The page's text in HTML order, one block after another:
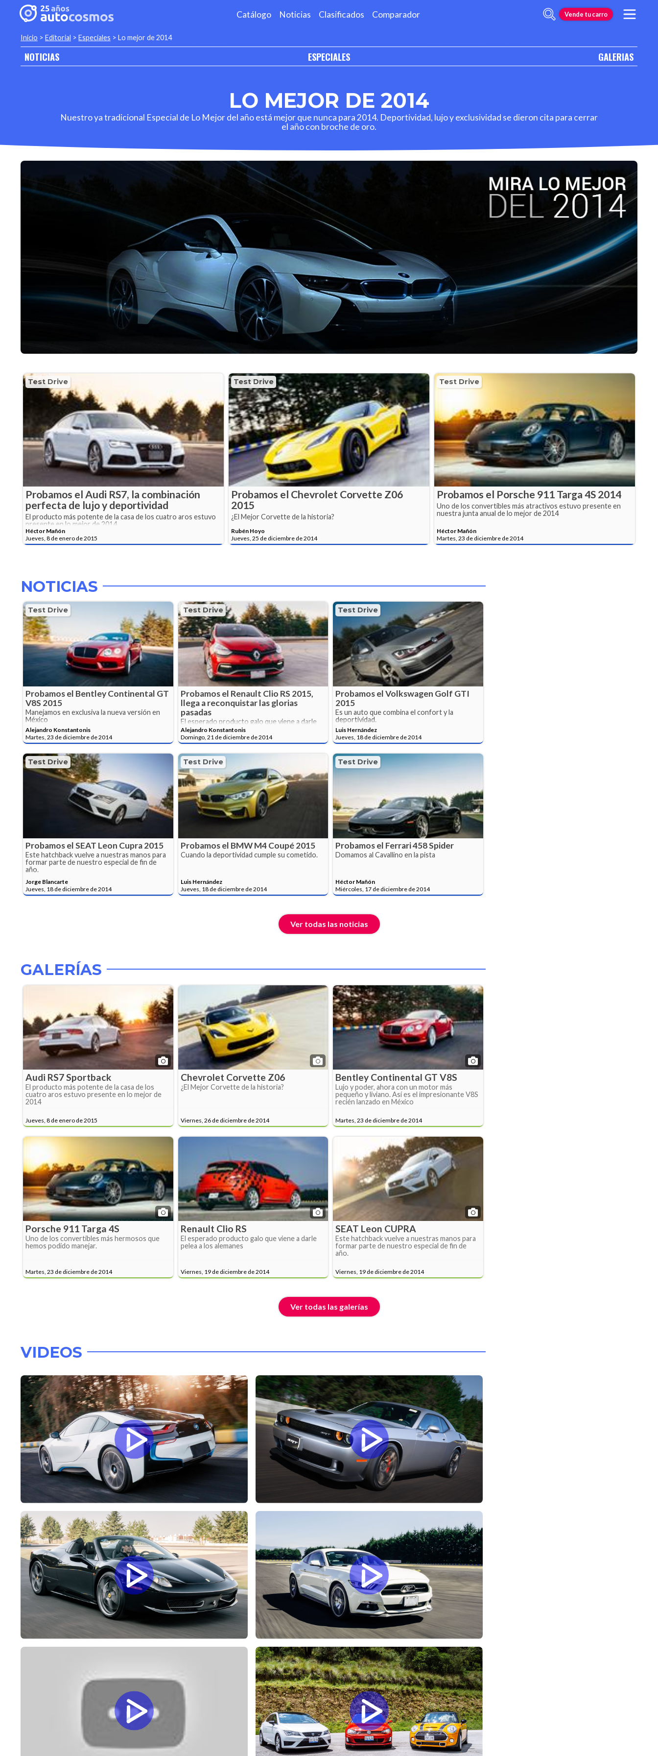
Catálogo Noticias Clasificados Comparador Vende tu carro
Inicio > Editorial > Especiales > Lo mejor de 2014
NOTICIAS ESPECIALES GALERIAS
LO MEJOR DE 2014
Nuestro ya tradicional Especial de Lo Mejor del año está mejor que nunca para 2014. Deportividad, lujo y exclusividad se dieron cita para cerrar
el año con broche de oro.
Test Drive
Probamos el Audi RS7, la combinación
perfecta de lujo y deportividad
El producto más potente de la casa de los cuatro aros estuvo
presente en lo mejor de 2014
Héctor Mañón
Jueves, 8 de enero de 2015
Test Drive
Probamos el Chevrolet Corvette Z06
2015
¿El Mejor Corvette de la historia?
Rubén Hoyo
Jueves, 25 de diciembre de 2014
Test Drive
Probamos el Porsche 911 Targa 4S 2014
Uno de los convertibles más atractivos estuvo presente en
nuestra junta anual de lo mejor de 2014
Héctor Mañón
Martes, 23 de diciembre de 2014
NOTICIAS
Test Drive
Probamos el Bentley Continental GT
V8S 2015
Manejamos en exclusiva la nueva versión en
México
Alejandro Konstantonis
Martes, 23 de diciembre de 2014
Test Drive
Probamos el Renault Clio RS 2015,
llega a reconquistar las glorias
pasadas
El esperado producto galo que viene a darle
pelea a los alemanes
Alejandro Konstantonis
Domingo, 21 de diciembre de 2014
Test Drive
Probamos el Volkswagen Golf GTI
2015
Es un auto que combina el confort y la
deportividad.
Luis Hernández
Jueves, 18 de diciembre de 2014
Test Drive
Probamos el SEAT Leon Cupra 2015
Este hatchback vuelve a nuestras manos para
formar parte de nuestro especial de fin de
año.
Jorge Blancarte
Jueves, 18 de diciembre de 2014
Test Drive
Probamos el BMW M4 Coupé 2015
Cuando la deportividad cumple su cometido.
Luis Hernández
Jueves, 18 de diciembre de 2014
Test Drive
Probamos el Ferrari 458 Spider
Domamos al Cavallino en la pista
Héctor Mañón
Miércoles, 17 de diciembre de 2014
Ver todas las noticias
GALERÍAS
Audi RS7 Sportback
El producto más potente de la casa de los
cuatro aros estuvo presente en lo mejor de
2014
Jueves, 8 de enero de 2015
Chevrolet Corvette Z06
¿El Mejor Corvette de la historia?
Viernes, 26 de diciembre de 2014
Bentley Continental GT V8S
Lujo y poder, ahora con un motor más
pequeño y liviano. Así es el impresionante V8S
recién lanzado en México
Martes, 23 de diciembre de 2014
Porsche 911 Targa 4S
Uno de los convertibles más hermosos que
hemos podido manejar.
Martes, 23 de diciembre de 2014
Renault Clio RS
El esperado producto galo que viene a darle
pelea a los alemanes
Viernes, 19 de diciembre de 2014
SEAT Leon CUPRA
Este hatchback vuelve a nuestras manos para
formar parte de nuestro especial de fin de
año.
Viernes, 19 de diciembre de 2014
Ver todas las galerías
VIDEOS